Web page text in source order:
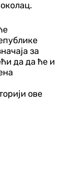
за
да да ће и
ове